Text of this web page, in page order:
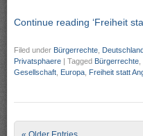
Continue reading ‘Freiheit
Filed under Bürgerrechte
Privatsphaere | Tagged Bürgerrechte
Gesellschaft Europa Freiheit statt